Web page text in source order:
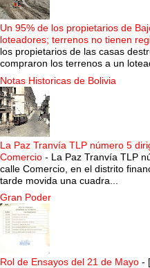
Un 95% de los propietarios de
loteadores; terrenos no tienen
los propietarios de las casas
compraron los terrenos a un
Notas Historicas de Bolivia
La Paz Tranvía TLP número 5
Comercio - La Paz Tranvía TLP
calle Comercio, en el distrito
tarde movida una cuadra...
Gran Poder
Rol de Ensayos del 21 de Mayo -